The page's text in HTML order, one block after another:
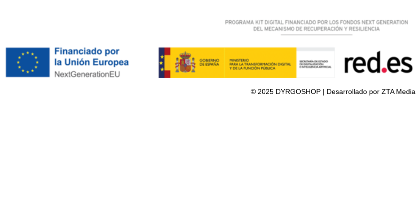
© 2025 DYRGOSHOP | Desarrollado por ZTA Media